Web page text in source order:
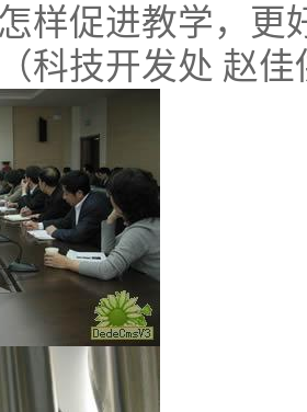
样促进教学，更
科技开发处 赵佳